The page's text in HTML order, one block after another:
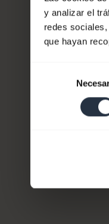
y analizar el
redes
que hayan
consentimiento